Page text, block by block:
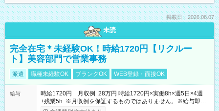
掲載日：2026.08.07
未読
完全在宅＊未経験OK！時給1720円【リクルー
ト】美容部門で営業事務
派遣 職種未経験OK ブランクOK WEB登録・面接OK
給与
時給1720円 月収例 28万円 時給1720円×実働8h×週5日×4週
+残業5h ※月収例を保証するものではありません。※給与即受
取りサービス利用可（利用条件有）